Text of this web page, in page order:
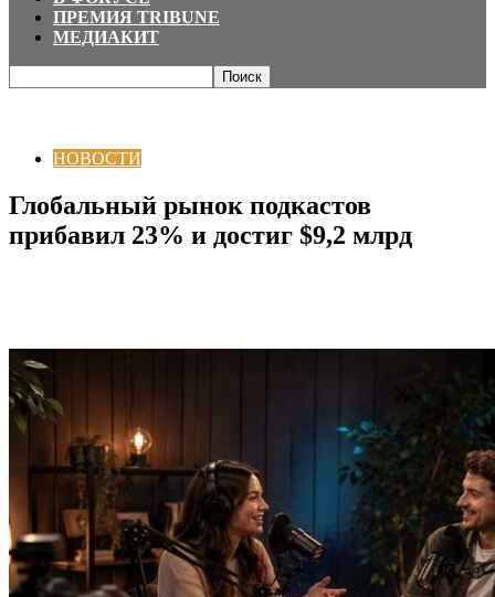
ПРЕМИЯ TRIBUNE
МЕДИАКИТ
НОВОСТИ
Глобальный рынок подкастов
прибавил 23% и достиг $9,2 млрд